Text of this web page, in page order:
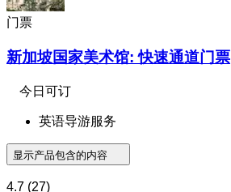
门票
新加坡国家美术馆: 快速通道门票
今日可订
英语导游服务
显示产品包含的内容
4.7 (27)